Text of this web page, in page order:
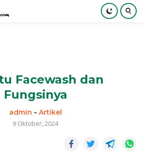
Facewash dan
Fungsinya
admin - Artikel
9 Oktober, 2024